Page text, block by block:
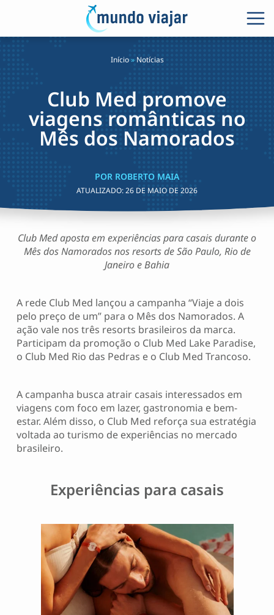
Início» Notícias
Club Med promove
viagens românticas no
Mês dos Namorados
POR ROBERTO MAIA
ATUALIZADO:26 DE MAIO DE 2026
Club Med aposta em experiências para casais durante o
Mês dos Namorados nos resorts de São Paulo, Rio de
Janeiro e Bahia
A rede Club Med lançou a campanha “Viaje a dois
pelo preço de um” para o Mês dos Namorados. A
ação vale nos três resorts brasileiros da marca.
Participam da promoção o Club Med Lake Paradise,
o Club Med Rio das Pedras e o Club Med Trancoso.
A campanha busca atrair casais interessados em
viagens com foco em lazer, gastronomia e bem-
estar. Além disso, o Club Med reforça sua estratégia
voltada ao turismo de experiências no mercado
brasileiro.
Experiências para casais